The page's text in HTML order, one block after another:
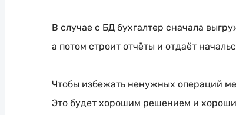
В случае с БД бухгалтер сначала
а потом строит отчёты и отдаёт
Чтобы избежать ненужных операций
Это будет хорошим решением и